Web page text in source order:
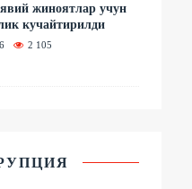
жиноятлар учун
кучайтирилди
2 105